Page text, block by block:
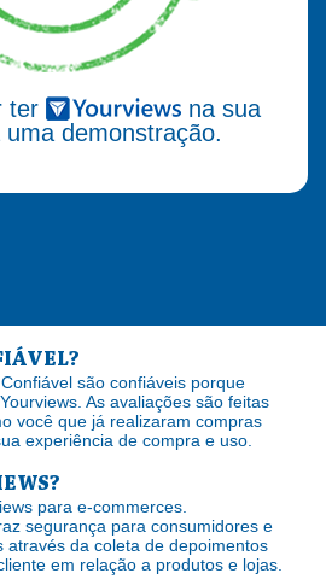
ter
na sua
uma demonstração.
são confiáveis porque
As avaliações são feitas
você que já realizaram compras
experiência de compra e uso.
para e-commerces.
segurança para consumidores e
através da coleta de depoimentos
em relação a produtos e lojas.